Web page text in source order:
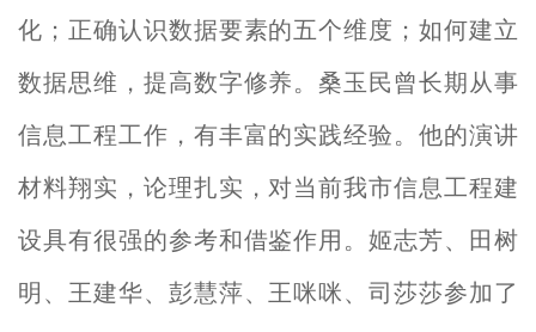
化；正确认识数据要素的五个维度；如何建立
数据思维，提高数字修养。桑玉民曾长期从事
信息工程工作，有丰富的实践经验。他的演讲
材料翔实，论理扎实，对当前我市信息工程建
设具有很强的参考和借鉴作用。姬志芳、田树
明、王建华、彭慧萍、王咪咪、司莎莎参加了